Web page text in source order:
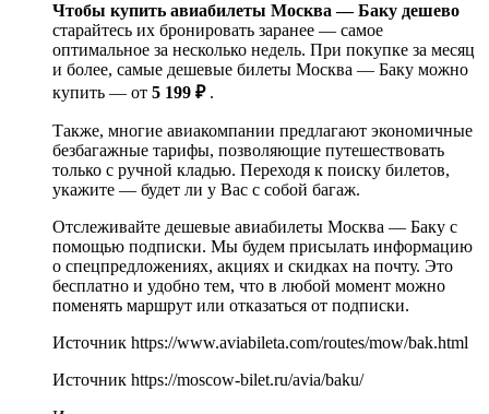
Чтобы купить авиабилеты Москва — Баку дешево
старайтесь их бронировать заранее — самое
оптимальное за несколько недель. При покупке за месяц
и более, самые дешевые билеты Москва — Баку можно
купить — от 5 199 ₽.
Также, многие авиакомпании предлагают экономичные
безбагажные тарифы, позволяющие путешествовать
только с ручной кладью. Переходя к поиску билетов,
укажите — будет ли у Вас с собой багаж.
Отслеживайте дешевые авиабилеты Москва — Баку с
помощью подписки. Мы будем присылать информацию
о спецпредложениях, акциях и скидках на почту. Это
бесплатно и удобно тем, что в любой момент можно
поменять маршрут или отказаться от подписки.
Источник https://www.aviabileta.com/routes/mow/bak.html
Источник https://moscow-bilet.ru/avia/baku/